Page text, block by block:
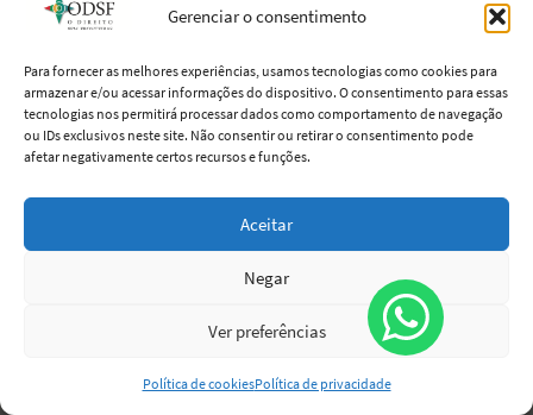
Gerenciar o consentimento
Para fornecer as melhores experiências, usamos tecnologias como cookies para
armazenar e/ou acessar informações do dispositivo. O consentimento para essas
tecnologias nos permitirá processar dados como comportamento de navegação
ou IDs exclusivos neste site. Não consentir ou retirar o consentimento pode
afetar negativamente certos recursos e funções.
Aceitar
Negar
Ver preferências
Política de cookiesPolítica de privacidade
VANESSA BUENO
Advogada luso-brasileira, empreendedora,
apaixonada pela profissão e por Lisboa. Vive
a experiência de residir na Europa e dedicar-
se à sua arte: o direito.